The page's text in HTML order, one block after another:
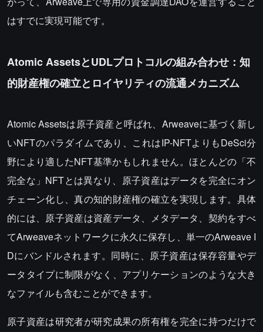
はすでに実現可能です。
Atomic AssetsとUDLプロトコルの組み合わせ：知
的財産権の確立とロイヤリティの流通メカニズム
Atomic Assetsは原子資産と呼ばれ、Arweaveに基づく新し
いNFTのパラダイムであり、これはIP-NFTよりもDeSci分
野により適したNFT基準かもしれません。ほとんどの「不
完全な」NFTとは異なり、原子資産はデータを完全にオン
チェーン化し、真の知的財産権の確立を実現します。具体
的には、原子資産は資産データ、メタデータ、契約をすべ
てArweaveネットワークに永久に保存し、単一のArweave I
Dにバンドルされます。同時に、原子資産は保存容量やデ
ータタイプに制限がなく、アプリケーションのような大き
なファイルも含むことができます。
原子資産は研究者が研究成果の所有権を完全に持つだけで